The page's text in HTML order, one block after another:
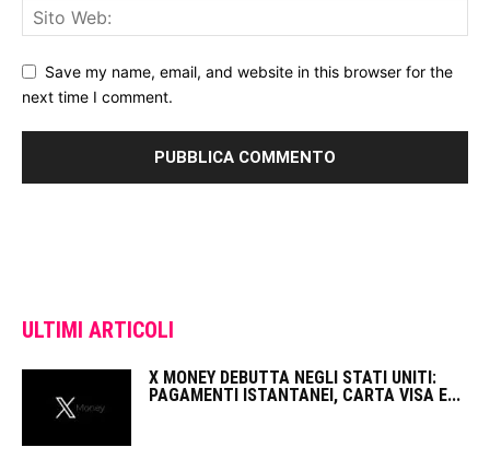
Save my name, email, and website in this browser for the
next time I comment.
ULTIMI ARTICOLI
X MONEY DEBUTTA NEGLI STATI UNITI:
PAGAMENTI ISTANTANEI, CARTA VISA E...